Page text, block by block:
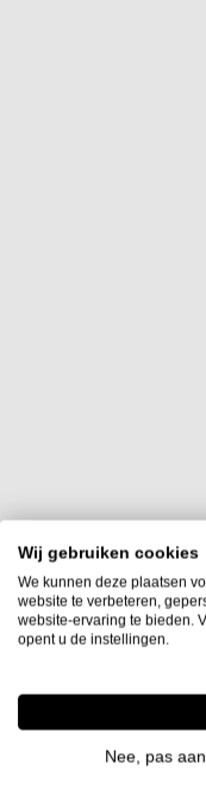
Wij gebruiken cookies
We kunnen deze plaatsen
website te verbeteren,
website-ervaring te bieden.
opent u de instellingen.
Nee, pas aan